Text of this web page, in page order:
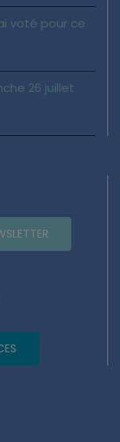
voté pour ce
26 juillet